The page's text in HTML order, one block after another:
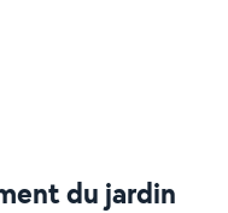
du jardin